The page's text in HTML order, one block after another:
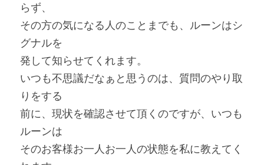
らず、
その方の気になる人のことまでも、ルーンはシ
グナルを
発して知らせてくれます。
いつも不思議だなぁと思うのは、質問のやり取
りをする
前に、現状を確認させて頂くのですが、いつも
ルーンは
そのお客様お一人お一人の状態を私に教えてく